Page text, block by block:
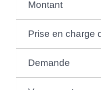
Montant
Prise en charge
Demande